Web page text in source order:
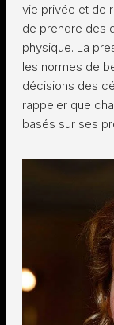
vie privée et de
de prendre des
physique. La
les normes de
décisions des
rappeler que
basés sur ses